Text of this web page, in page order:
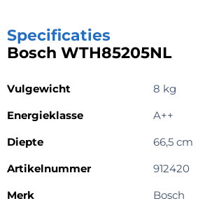
Specificaties
Bosch WTH85205NL
Vulgewicht
8 kg
Energieklasse
A++
Diepte
66,5 cm
Artikelnummer
912420
Merk
Bosch